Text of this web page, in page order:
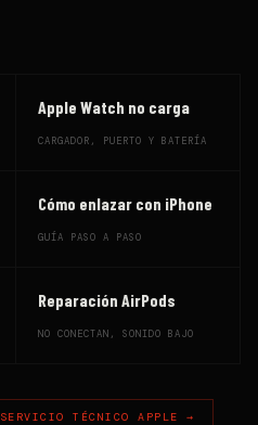
Apple Watch no carga
CARGADOR, PUERTO Y BATERÍA
Cómo enlazar con iPhone
GUÍA PASO A PASO
Reparación AirPods
NO CONECTAN, SONIDO BAJO
SERVICIO TÉCNICO APPLE →